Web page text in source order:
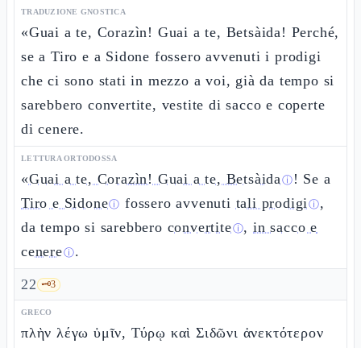
TRADUZIONE GNOSTICA
«Guai a te, Corazìn! Guai a te, Betsàida! Perché,
se a Tiro e a Sidone fossero avvenuti i prodigi
che ci sono stati in mezzo a voi, già da tempo si
sarebbero convertite, vestite di sacco e coperte
di cenere.
LETTURA ORTODOSSA
«Guai a te, Corazìn! Guai a te, Betsàidaⓘ ! Se a
Tiro e Sidoneⓘ fossero avvenuti tali prodigiⓘ,
da tempo si sarebbero convertiteⓘ,in sacco e
cenereⓘ.
22 🗝️3
GRECO
πλὴν λέγω ὑμῖν, Τύρῳ καὶ Σιδῶνι ἀνεκτότερον